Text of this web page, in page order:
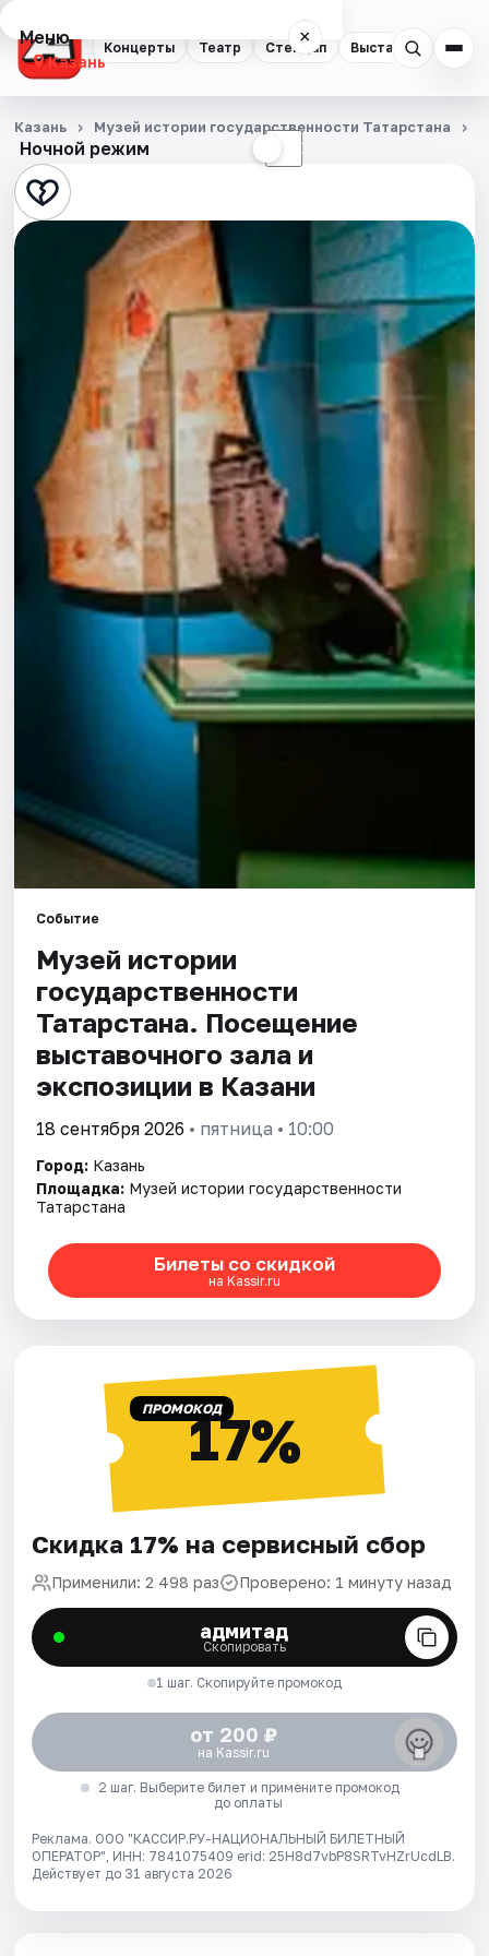
Концерты Театр Стендап Выставки
Меню ×
Казань
Концерты
Театр
Стендап
Выставки
Квесты
Экскурсии
Спорт
События
Города
Площадки
Ночной режим ☾
Казань Музей истории государственности Татарстана
Событие
Музей истории
государственности
Татарстана. Посещение
выставочного зала и
экспозиции в Казани
18 сентября 2026 • пятница • 10:00
Город: Казань
Площадка: Музей истории государственности
Татарстана
Билеты со скидкой
на Kassir.ru
ПРОМОКОД17%
Скидка 17% на сервисный сбор
Применили: 2 498 раз Проверено: 1 минуту назад
адмитад
Скопировать
1 шаг. Скопируйте промокод
от 200 ₽
на Kassir.ru
2 шаг. Выберите билет и примените промокод
до оплаты
Реклама. ООО "КАССИР.РУ-НАЦИОНАЛЬНЫЙ БИЛЕТНЫЙ
ОПЕРАТОР", ИНН: 7841075409 erid: 25H8d7vbP8SRTvHZrUcdLB.
Действует до 31 августа 2026